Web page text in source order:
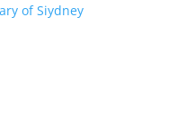
of Siydney